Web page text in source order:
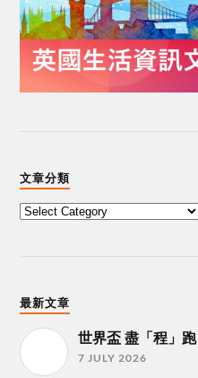
文章分類
最新文章
世界盃 盡「程」跑
7 JULY 2026